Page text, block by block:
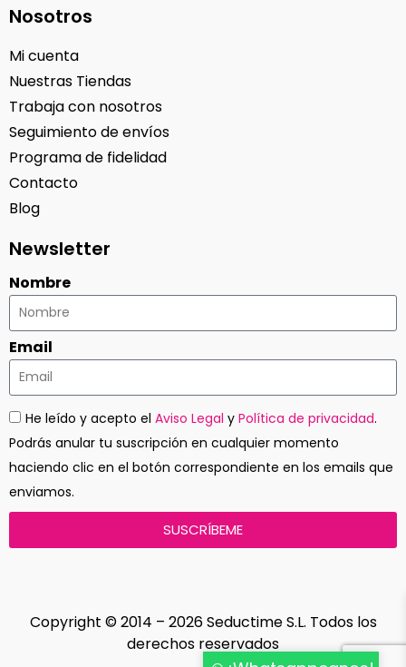
Nosotros
Mi cuenta
Nuestras Tiendas
Trabaja con nosotros
Seguimiento de envíos
Programa de fidelidad
Contacto
Blog
Newsletter
Nombre
Email
He leído y acepto el Aviso Legal y Política de privacidad.
Podrás anular tu suscripción en cualquier momento
haciendo clic en el botón correspondiente en los emails que
enviamos.
SUSCRÍBEME
Copyright © 2014 – 2026 Seductime S.L. Todos los
derechos reservados